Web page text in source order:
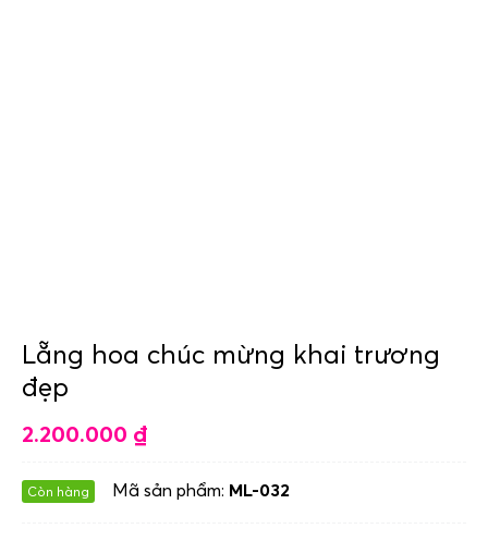
Lẵng hoa chúc mừng khai trương
đẹp
2.200.000 ₫
Còn hàng Mã sản phẩm: ML-032